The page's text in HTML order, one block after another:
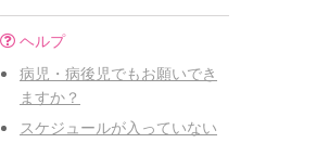
ヘルプ
病児・病後児でもお願いでき
ますか？
スケジュールが入っていない